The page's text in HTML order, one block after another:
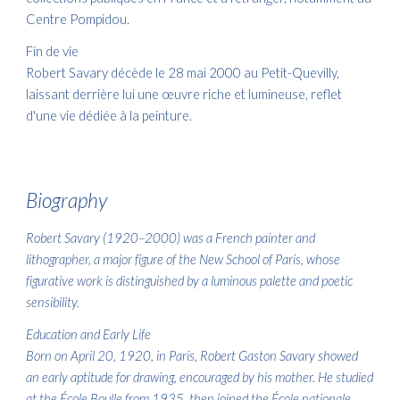
Centre Pompidou.
Fin de vie
Robert Savary décède le 28 mai 2000 au Petit-Quevilly,
laissant derrière lui une œuvre riche et lumineuse, reflet
d'une vie dédiée à la peinture.
Biography
Robert Savary (1920–2000) was a French painter and
lithographer, a major figure of the New School of Paris, whose
figurative work is distinguished by a luminous palette and poetic
sensibility.
Education and Early Life
Born on April 20, 1920, in Paris, Robert Gaston Savary showed
an early aptitude for drawing, encouraged by his mother. He studied